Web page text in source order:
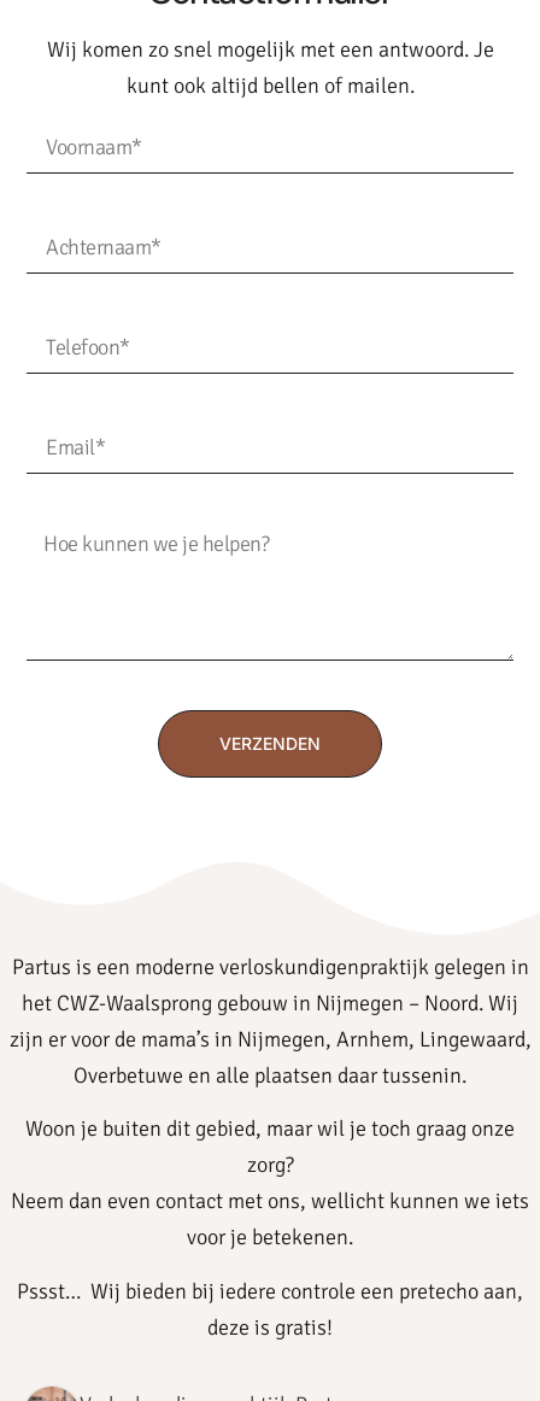
Wij komen zo snel mogelijk met een antwoord. Je
kunt ook altijd bellen of mailen.
VERZENDEN
Partus is een moderne verloskundigenpraktijk gelegen in
het CWZ-Waalsprong gebouw in Nijmegen – Noord. Wij
zijn er voor de mama’s in Nijmegen, Arnhem, Lingewaard,
Overbetuwe en alle plaatsen daar tussenin.
Woon je buiten dit gebied, maar wil je toch graag onze
zorg?
Neem dan even contact met ons, wellicht kunnen we iets
voor je betekenen.
Pssst… Wij bieden bij iedere controle een pretecho aan,
deze is gratis!